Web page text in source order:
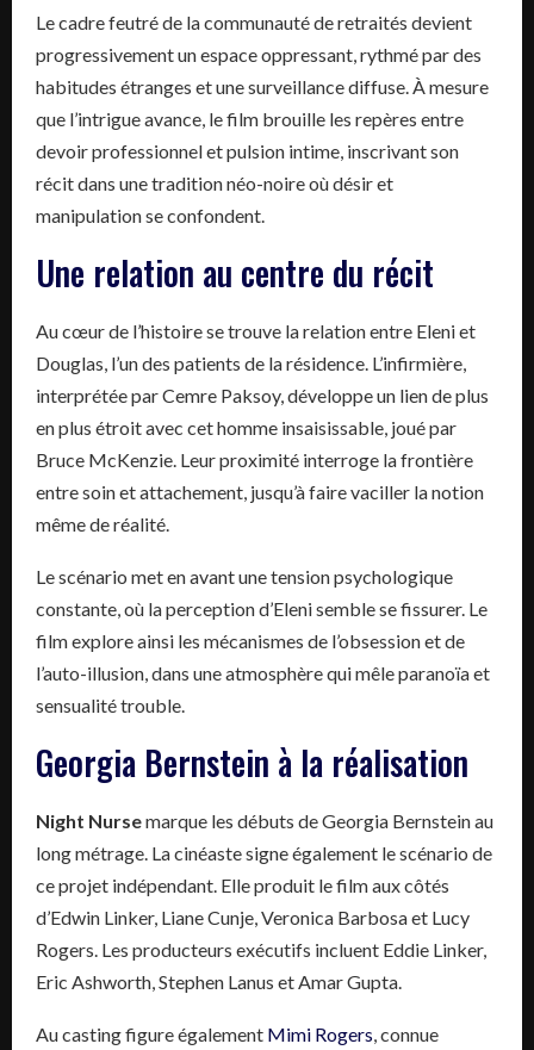
Le cadre feutré de la communauté de retraités devient
progressivement un espace oppressant, rythmé par des
habitudes étranges et une surveillance diffuse. À mesure
que l’intrigue avance, le film brouille les repères entre
devoir professionnel et pulsion intime, inscrivant son
récit dans une tradition néo-noire où désir et
manipulation se confondent.
Une relation au centre du récit
Au cœur de l’histoire se trouve la relation entre Eleni et
Douglas, l’un des patients de la résidence. L’infirmière,
interprétée par Cemre Paksoy, développe un lien de plus
en plus étroit avec cet homme insaisissable, joué par
Bruce McKenzie. Leur proximité interroge la frontière
entre soin et attachement, jusqu’à faire vaciller la notion
même de réalité.
Le scénario met en avant une tension psychologique
constante, où la perception d’Eleni semble se fissurer. Le
film explore ainsi les mécanismes de l’obsession et de
l’auto-illusion, dans une atmosphère qui mêle paranoïa et
sensualité trouble.
Georgia Bernstein à la réalisation
Night Nursemarque les débuts de Georgia Bernstein au
long métrage. La cinéaste signe également le scénario de
ce projet indépendant. Elle produit le film aux côtés
d’Edwin Linker, Liane Cunje, Veronica Barbosa et Lucy
Rogers. Les producteurs exécutifs incluent Eddie Linker,
Eric Ashworth, Stephen Lanus et Amar Gupta.
Au casting figure également Mimi Rogers , connue